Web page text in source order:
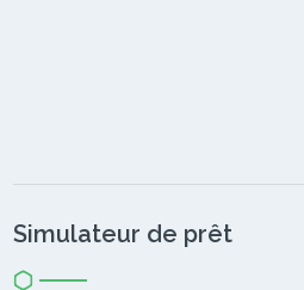
Simulateur de prêt